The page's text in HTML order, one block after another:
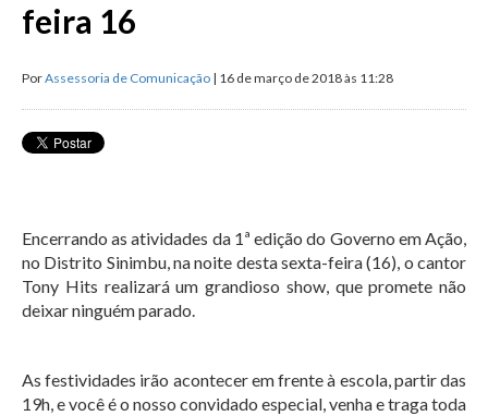
feira 16
PorAssessoria de Comunicação | 16 de março de 2018 às 11:28
Encerrando as atividades da 1ª edição do Governo em Ação,
no Distrito Sinimbu, na noite desta sexta-feira (16), o cantor
Tony Hits realizará um grandioso show, que promete não
deixar ninguém parado.
As festividades irão acontecer em frente à escola, partir das
19h, e você é o nosso convidado especial, venha e traga toda